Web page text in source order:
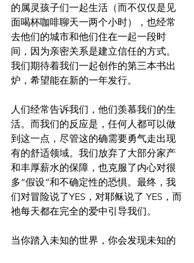
的属灵孩子们一起生活（而不仅仅是见
面喝杯咖啡聊天一两个小时），也经常
去他们的城市和他们住在一起一段时
间，因为亲密关系是建立信任的方式。
我们期待着我们一起创作的第三本书出
炉，希望能在新的一年发行。
人们经常告诉我们，他们羡慕我们的生
活。而我们的反应是，任何人都可以做
到这一点，尽管这的确需要勇气走出现
有的舒适领域。我们放弃了大部分家产
和丰厚薪水的保障，也克服了内心对很
多“假设”和不确定性的恐惧。最终，我
们对冒险说了YES，对耶稣说了 YES，而
祂每天都在完全的爱中引导我们。
当你踏入未知的世界，你会发现未知的